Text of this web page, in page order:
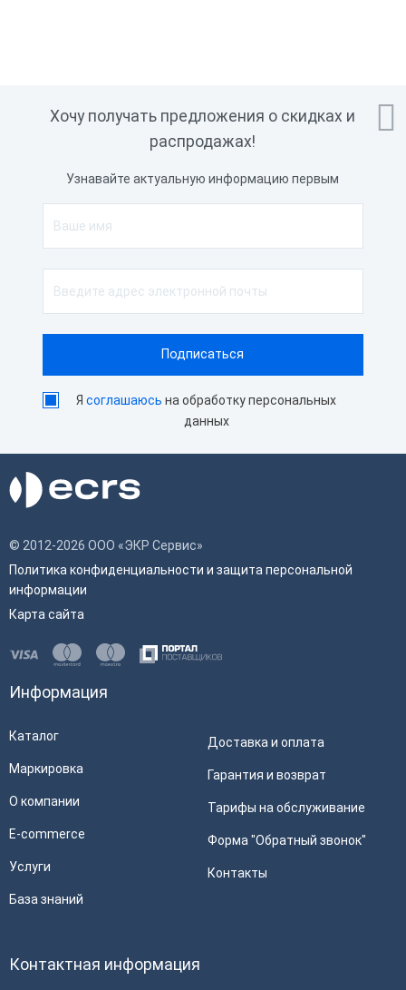

Хочу получать предложения о скидках и
распродажах!
Узнавайте актуальную информацию первым
Ясоглашаюсь на обработку персональных
данных
© 2012-2026 ООО «ЭКР Сервис»
Политика конфиденциальности и защита персональной
информации
Карта сайта
Информация
Каталог
Маркировка
О компании
E-commerce
Услуги
База знаний
Доставка и оплата
Гарантия и возврат
Тарифы на обслуживание
Форма "Обратный звонок"
Контакты
Контактная информация